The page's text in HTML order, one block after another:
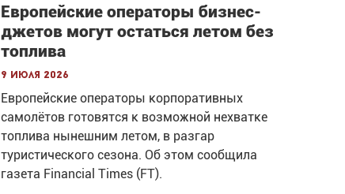
Европейские операторы бизнес-
джетов могут остаться летом без
топлива
9 июля 2026
Европейские операторы корпоративных
самолётов готовятся к возможной нехватке
топлива нынешним летом, в разгар
туристического сезона. Об этом сообщила
газета Financial Times (FT).